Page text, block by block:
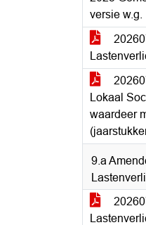
versie w.g.
Lokaal
waardeer
9.a